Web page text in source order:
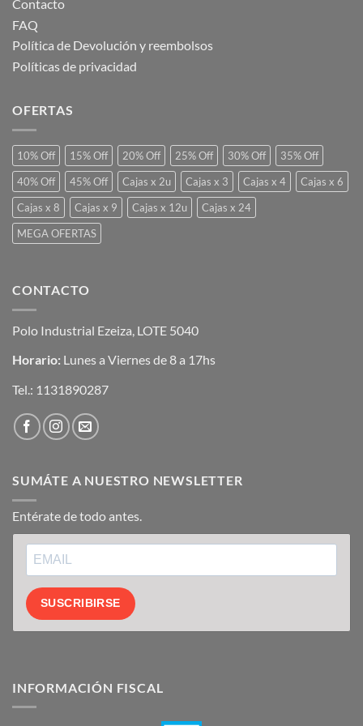
Contacto
FAQ
Política de Devolución y reembolsos
Políticas de privacidad
OFERTAS
10% Off 15% Off 20% Off 25% Off 30% Off
35% Off
40% Off
45% Off Cajas x 2u Cajas x 3 Cajas x 4
Cajas x 6
Cajas x 8
Cajas x 9 Cajas x 12u
Cajas x 24
MEGA OFERTAS
CONTACTO
Polo Industrial Ezeiza, LOTE 5040
Horario: Lunes a Viernes de 8 a 17hs
Tel.: 1131890287
SUMÁTE A NUESTRO NEWSLETTER
Entérate de todo antes.
SUSCRIBIRSE
INFORMACIÓN FISCAL